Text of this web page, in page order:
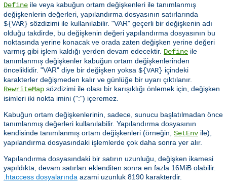
Define ile veya kabuğun ortam değişkenleri ile tanımlanmış
değişkenlerin değerleri, yapılandırma dosyasının satırlarında
${VAR} sözdizimi ile kullanılabilir. "VAR" geçerli bir değişkenin adı
olduğu takdirde, bu değişkenin değeri yapılandırma dosyasının bu
noktasında yerine konacak ve orada zaten değişken yerine değeri
varmış gibi işlem kaldığı yerden devam edecektir. Define ile
tanımlanmış değişkenler kabuğun ortam değişkenlerinden
önceliklidir. "VAR" diye bir değişken yoksa ${VAR} içindeki
karakterler değişmeden kalır ve günlüğe bir uyarı çıktılanır.
RewriteMap sözdizimi ile olası bir karışıklığı önlemek için, değişken
isimleri iki nokta imini (":") içeremez.
Kabuğun ortam değişkenlerinin, sadece, sunucu başlatılmadan önce
tanımlanmış değerleri kullanılabilir. Yapılandırma dosyasının
kendisinde tanımlanmış ortam değişkenleri (örneğin, SetEnv ile),
yapılandırma dosyasındaki işlemlerde çok daha sonra yer alır.
Yapılandırma dosyasındaki bir satırın uzunluğu, değişken ikamesi
yapıldıkta, devam satırları eklenditen sonra en fazla 16MiB olabilir.
.htaccess dosyalarında azami uzunluk 8190 karakterdir.